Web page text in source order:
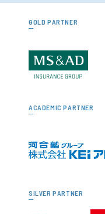
GOLD PARTNER
ACADEMIC PARTNER
SILVER PARTNER